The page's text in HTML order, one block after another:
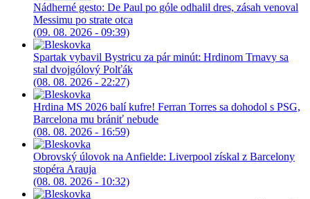
Nádherné gesto: De Paul po góle odhalil dres, zásah venoval
Messimu po strate otca
(09. 08. 2026 - 09:39)
Spartak vybavil Bystricu za pár minút: Hrdinom Trnavy sa
stal dvojgólový Polťák
(08. 08. 2026 - 22:27)
Hrdina MS 2026 balí kufre! Ferran Torres sa dohodol s PSG,
Barcelona mu brániť nebude
(08. 08. 2026 - 16:59)
Obrovský úlovok na Anfielde: Liverpool získal z Barcelony
stopéra Arauja
(08. 08. 2026 - 10:32)